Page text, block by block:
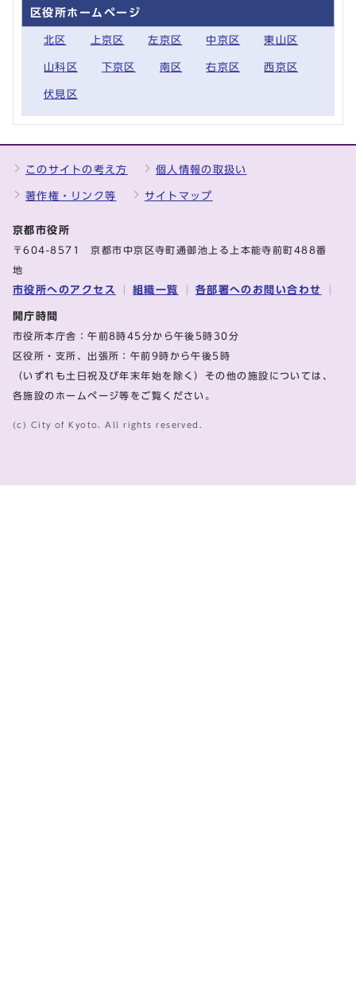
区役所ホームページ
北区 上京区 左京区 中京区 東山区
山科区 下京区 南区 右京区 西京区
伏見区
このサイトの考え方 個人情報の取扱い
著作権・リンク等 サイトマップ
京都市役所
〒604-8571 京都市中京区寺町通御池上る上本能寺前町488番
地
市役所へのアクセス 組織一覧 各部署へのお問い合わせ
開庁時間
市役所本庁舎：午前8時45分から午後5時30分
区役所・支所、出張所：午前9時から午後5時
（いずれも土日祝及び年末年始を除く）その他の施設については、
各施設のホームページ等をご覧ください。
(c) City of Kyoto. All rights reserved.